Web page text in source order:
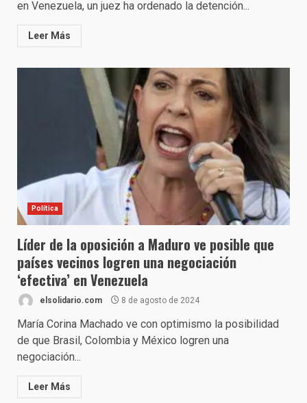
en Venezuela, un juez ha ordenado la detención...
Leer Más
Política
Líder de la oposición a Maduro ve posible que
países vecinos logren una negociación
‘efectiva’ en Venezuela
elsolidario.com 8 de agosto de 2024
María Corina Machado ve con optimismo la posibilidad
de que Brasil, Colombia y México logren una
negociación...
Leer Más